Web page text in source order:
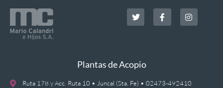
Plantas de Acopio
Ruta 178 y Acc. Ruta 10 • Juncal (Sta. Fe) • 02473-492410